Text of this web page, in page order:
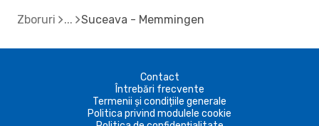
Zboruri Suceava - Memmingen
Contact
Întrebări frecvente
Termenii și condițiile generale
Politica privind modulele cookie